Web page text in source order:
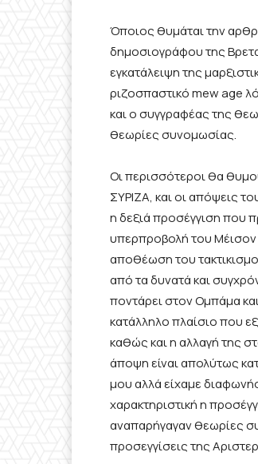
Όποιος θυμάται την
δημοσιογράφου της
εγκατάλειψη της
ριζοσπαστικό mew age
και ο συγγραφέας της
θεωρίες συνομωσίας.
Οι περισσότεροι θα
ΣΥΡΙΖΑ, και οι απόψεις
η δεξιά προσέγγιση που
υπερπροβολή του Μέισον
αποθέωση του
από τα δυνατά και
ποντάρει στον Ομπάμα
κατάλληλο πλαίσιο που
καθώς και η αλλαγή της
άποψη είναι απολύτως
μου αλλά είχαμε
χαρακτηριστική η
αναπαρήγαγαν θεωρίες
προσεγγίσεις της